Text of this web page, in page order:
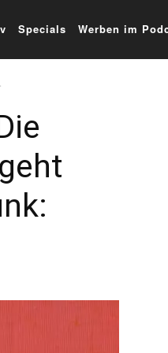
Specials Werben im